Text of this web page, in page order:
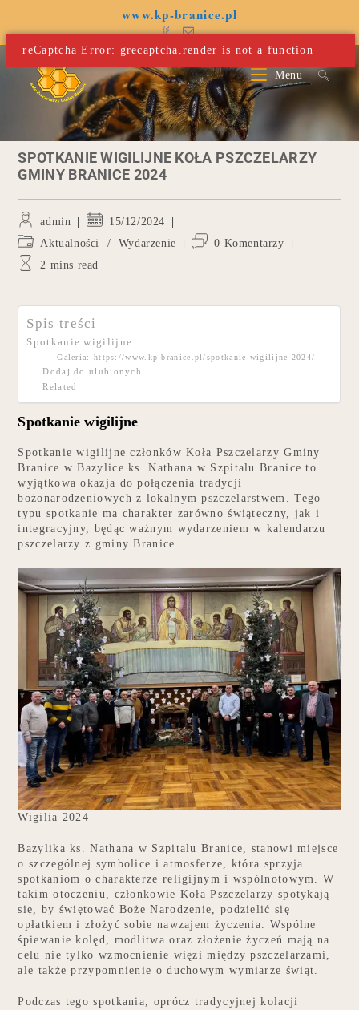
www.kp-branice.pl
Menu
SPOTKANIE WIGILIJNE KOŁA PSZCZELARZY
GMINY BRANICE 2024
admin
15/12/2024
Aktualności
/ Wydarzenie
0 Komentarzy
2 mins read
Spis treści
Spotkanie wigilijne
Galeria: https://www.kp-branice.pl/spotkanie-wigilijne-2024/
Dodaj do ulubionych:
Related
Spotkanie wigilijne
Spotkanie wigilijne członków Koła Pszczelarzy Gminy
Branice w Bazylice ks. Nathana w Szpitalu Branice to
wyjątkowa okazja do połączenia tradycji
bożonarodzeniowych z lokalnym pszczelarstwem. Tego
typu spotkanie ma charakter zarówno świąteczny, jak i
integracyjny, będąc ważnym wydarzeniem w kalendarzu
pszczelarzy z gminy Branice.
Wigilia 2024
Bazylika ks. Nathana w Szpitalu Branice, stanowi miejsce
o szczególnej symbolice i atmosferze, która sprzyja
spotkaniom o charakterze religijnym i wspólnotowym. W
takim otoczeniu, członkowie Koła Pszczelarzy spotykają
się, by świętować Boże Narodzenie, podzielić się
opłatkiem i złożyć sobie nawzajem życzenia. Wspólne
śpiewanie kolęd, modlitwa oraz złożenie życzeń mają na
celu nie tylko wzmocnienie więzi między pszczelarzami,
ale także przypomnienie o duchowym wymiarze świąt.
Podczas tego spotkania, oprócz tradycyjnej kolacji
reCaptcha Error: grecaptcha.render is not a function